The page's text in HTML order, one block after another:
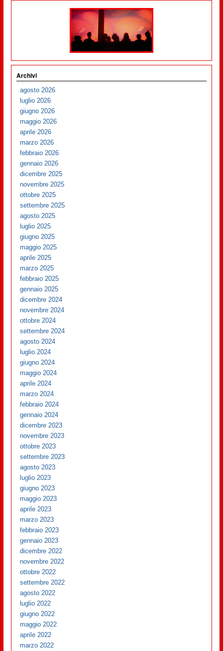
Archivi
agosto 2026
luglio 2026
giugno 2026
maggio 2026
aprile 2026
marzo 2026
febbraio 2026
gennaio 2026
dicembre 2025
novembre 2025
ottobre 2025
settembre 2025
agosto 2025
luglio 2025
giugno 2025
maggio 2025
aprile 2025
marzo 2025
febbraio 2025
gennaio 2025
dicembre 2024
novembre 2024
ottobre 2024
settembre 2024
agosto 2024
luglio 2024
giugno 2024
maggio 2024
aprile 2024
marzo 2024
febbraio 2024
gennaio 2024
dicembre 2023
novembre 2023
ottobre 2023
settembre 2023
agosto 2023
luglio 2023
giugno 2023
maggio 2023
aprile 2023
marzo 2023
febbraio 2023
gennaio 2023
dicembre 2022
novembre 2022
ottobre 2022
settembre 2022
agosto 2022
luglio 2022
giugno 2022
maggio 2022
aprile 2022
marzo 2022